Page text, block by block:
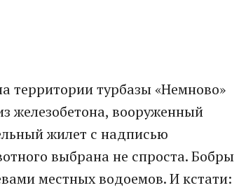
территории турбазы «Немново»
железобетона, вооруженный
жилет с надписью
выбрана не спроста. Бобры
местных водоемов. И кстати: